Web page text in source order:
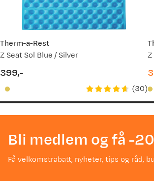
Therm-a-Rest
Z Seat Sol Blue / Silver
399,-
(30)
Bli medlem og få -
Få velkomstrabatt, nyheter, tips og råd,